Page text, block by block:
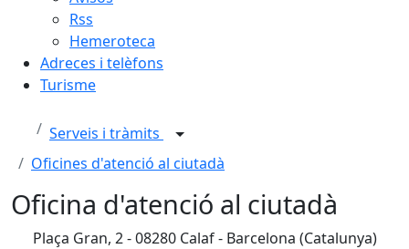
Rss
Hemeroteca
Adreces i telèfons
Turisme
Serveis i tràmits
Oficines d'atenció al ciutadà
Oficina d'atenció al ciutadà
Plaça Gran, 2 - 08280 Calaf - Barcelona (Catalunya)